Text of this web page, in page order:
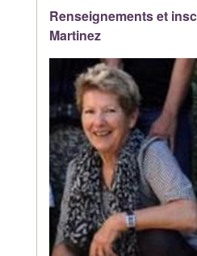
Renseignements et
Martinez